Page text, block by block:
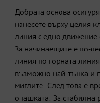
Добрата основа
нанесете върху целия
линия с едно движение
За начинаещите е по-
линия по горната
възможно най-тънка и
миглите. След това е
опашката. За стабилна